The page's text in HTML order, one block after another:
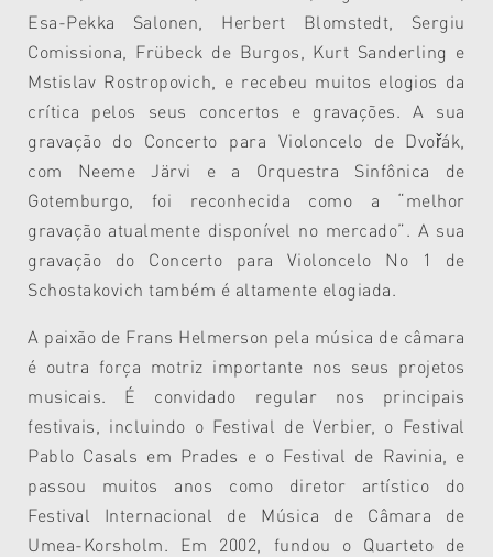
Esa-Pekka Salonen, Herbert Blomstedt, Sergiu
Comissiona, Frübeck de Burgos, Kurt Sanderling e
Mstislav Rostropovich, e recebeu muitos elogios da
crítica pelos seus concertos e gravações. A sua
gravação do Concerto para Violoncelo de Dvořák,
com Neeme Järvi e a Orquestra Sinfônica de
Gotemburgo, foi reconhecida como a “melhor
gravação atualmente disponível no mercado”. A sua
gravação do Concerto para Violoncelo No 1 de
Schostakovich também é altamente elogiada.
A paixão de Frans Helmerson pela música de câmara
é outra força motriz importante nos seus projetos
musicais. É convidado regular nos principais
festivais, incluindo o Festival de Verbier, o Festival
Pablo Casals em Prades e o Festival de Ravinia, e
passou muitos anos como diretor artístico do
Festival Internacional de Música de Câmara de
Umea-Korsholm. Em 2002, fundou o Quarteto de